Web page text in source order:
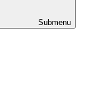
Submenu